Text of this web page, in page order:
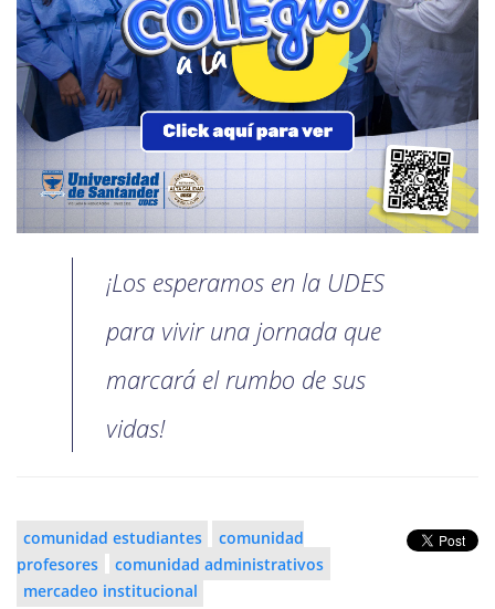
¡Los esperamos en la UDES
para vivir una jornada que
marcará el rumbo de sus
vidas!
comunidad estudiantes
comunidad
profesores
comunidad administrativos
mercadeo institucional